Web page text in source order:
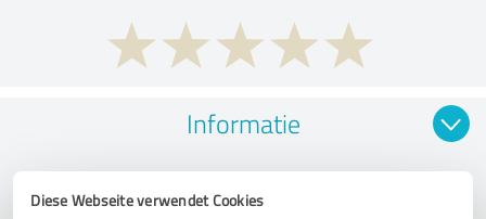
Diese Webseite verwendet Cookies
Informatie